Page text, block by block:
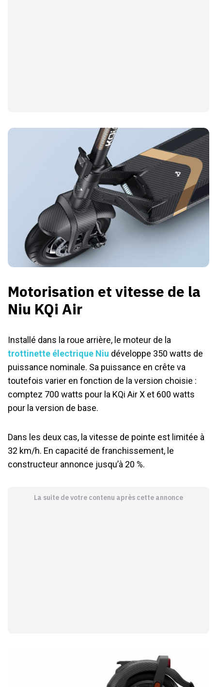
Motorisation et vitesse de la
Niu KQi Air
Installé dans la roue arrière, le moteur de la
trottinette électrique Niu développe 350 watts de
puissance nominale. Sa puissance en crête va
toutefois varier en fonction de la version choisie :
comptez 700 watts pour la KQi Air X et 600 watts
pour la version de base.
Dans les deux cas, la vitesse de pointe est limitée à
32 km/h. En capacité de franchissement, le
constructeur annonce jusqu’à 20 %.
La suite de votre contenu après cette annonce